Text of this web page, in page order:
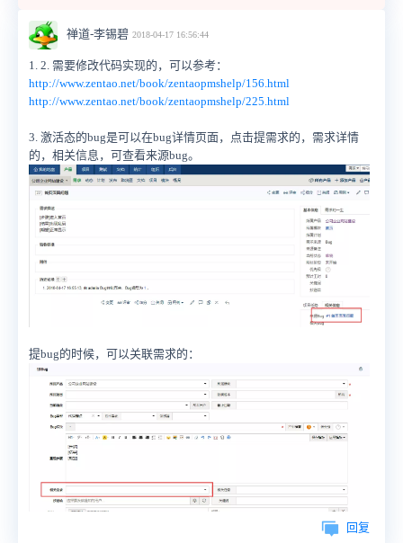
禅道-李锡碧 2018-04-17 16:56:44
1. 2. 需要修改代码实现的，可以参考：
http://www.zentao.net/book/zentaopmshelp/156.html
http://www.zentao.net/book/zentaopmshelp/225.html
3. 激活态的bug是可以在bug详情页面，点击提需求的，需求详情
的，相关信息，可查看来源bug。
提bug的时候，可以关联需求的：
回复